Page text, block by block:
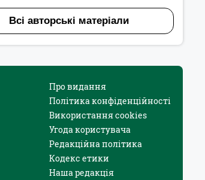
Всі авторські матеріали
Про видання
Політика конфіденційності
Використання cookies
Угода користувача
Редакційна політика
Кодекс етики
Наша редакція